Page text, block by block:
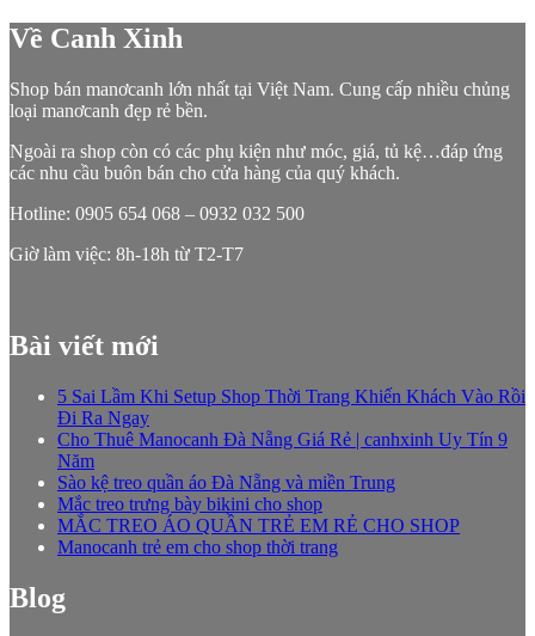
Về Canh Xinh
Shop bán manơcanh lớn nhất tại Việt Nam. Cung cấp nhiều chủng
loại manơcanh đẹp rẻ bền.
Ngoài ra shop còn có các phụ kiện như móc, giá, tủ kệ…đáp ứng
các nhu cầu buôn bán cho cửa hàng của quý khách.
Hotline: 0905 654 068 – 0932 032 500
Giờ làm việc: 8h-18h từ T2-T7
Bài viết mới
5 Sai Lầm Khi Setup Shop Thời Trang Khiến Khách Vào Rồi
Đi Ra Ngay
Cho Thuê Manocanh Đà Nẵng Giá Rẻ | canhxinh Uy Tín 9
Năm
Sào kệ treo quần áo Đà Nẵng và miền Trung
Mắc treo trưng bày bikini cho shop
MẮC TREO ÁO QUẦN TRẺ EM RẺ CHO SHOP
Manocanh trẻ em cho shop thời trang
Blog